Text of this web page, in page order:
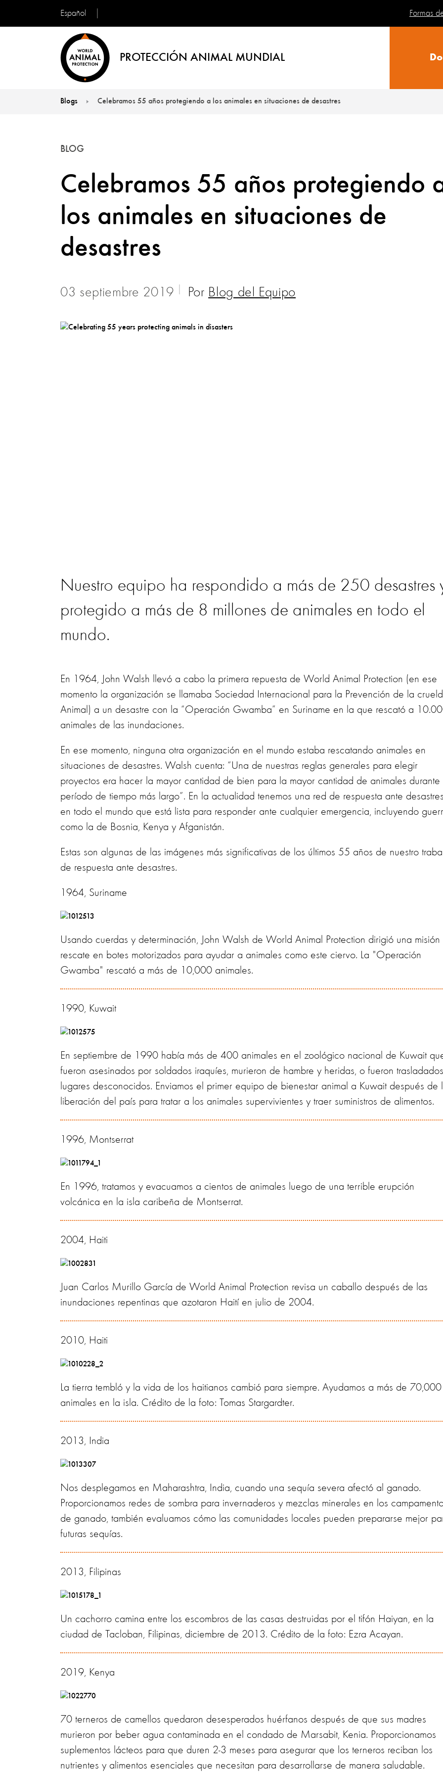
Español
PROTECCIÓN ANIMAL MUNDIAL
Formas
Blogs Celebramos 55 años protegiendo a los animales en situaciones de desastres
Celebramos 55 años protegiendo
los animales en situaciones de
desastres
BLOG
03 septiembre 2019 Por Blog del Equipo
Nuestro equipo ha respondido a más de 250 desastres
protegido a más de 8 millones de animales en todo el
mundo.
En 1964, John Walsh llevó a cabo la primera repuesta de World Animal Protection (en ese
momento la organización se llamaba Sociedad Internacional para la Prevención de la
Animal) a un desastre con la “Operación Gwamba” en Suriname en la que rescató a
animales de las inundaciones.
En ese momento, ninguna otra organización en el mundo estaba rescatando animales en
situaciones de desastres. Walsh cuenta: “Una de nuestras reglas generales para elegir
proyectos era hacer la mayor cantidad de bien para la mayor cantidad de animales durante
período de tiempo más largo”. En la actualidad tenemos una red de respuesta ante
en todo el mundo que está lista para responder ante cualquier emergencia, incluyendo
como la de Bosnia, Kenya y Afganistán.
Estas son algunas de las imágenes más significativas de los últimos 55 años de nuestro
de respuesta ante desastres.
1964, Suriname
Usando cuerdas y determinación, John Walsh de World Animal Protection dirigió una misión
rescate en botes motorizados para ayudar a animales como este ciervo. La "Operación
Gwamba" rescató a más de 10,000 animales.
1990, Kuwait
En septiembre de 1990 había más de 400 animales en el zoológico nacional de Kuwait
fueron asesinados por soldados iraquíes, murieron de hambre y heridas, o fueron
lugares desconocidos. Enviamos el primer equipo de bienestar animal a Kuwait después de
liberación del país para tratar a los animales supervivientes y traer suministros de alimentos.
1996, Montserrat
En 1996, tratamos y evacuamos a cientos de animales luego de una terrible erupción
volcánica en la isla caribeña de Montserrat.
2004, Haiti
Juan Carlos Murillo García de World Animal Protection revisa un caballo después de las
inundaciones repentinas que azotaron Haití en julio de 2004.
2010, Haiti
La tierra tembló y la vida de los haitianos cambió para siempre. Ayudamos a más de 70,000
animales en la isla. Crédito de la foto: Tomas Stargardter.
2013, India
Nos desplegamos en Maharashtra, India, cuando una sequía severa afectó al ganado.
Proporcionamos redes de sombra para invernaderos y mezclas minerales en los
de ganado, también evaluamos cómo las comunidades locales pueden prepararse mejor
futuras sequías.
2013, Filipinas
Un cachorro camina entre los escombros de las casas destruidas por el tifón Haiyan, en la
ciudad de Tacloban, Filipinas, diciembre de 2013. Crédito de la foto: Ezra Acayan.
2019, Kenya
70 terneros de camellos quedaron desesperados huérfanos después de que sus madres
murieron por beber agua contaminada en el condado de Marsabit, Kenia. Proporcionamos
suplementos lácteos para que duren 2-3 meses para asegurar que los terneros reciban los
nutrientes y alimentos esenciales que necesitan para desarrollarse de manera saludable.